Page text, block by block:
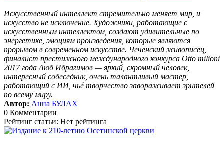
Искусственный интеллект стремительно меняет мир, и
искусство не исключение. Художники, работающие с
искусственным интеллектом, создают удивительные по
энергетике, эмоциям произведения, которые являются
прорывом в современном искусстве. Чеченский живописец,
финалист престижного международного конкурса Otto milioni
2017 года Аюб Ибрагимов — яркий, скромный человек,
интересный собеседник, очень талантливый мастер,
работающий с ИИ, чьё творчество завораживает зрителей
по всему миру.
Автор: Анна БУЛАХ
0 Комментарии
Рейтинг статьи: Нет рейтинга